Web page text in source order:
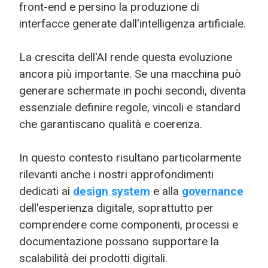
front-end e persino la produzione di
interfacce generate dall'intelligenza artificiale.
La crescita dell'AI rende questa evoluzione
ancora più importante. Se una macchina può
generare schermate in pochi secondi, diventa
essenziale definire regole, vincoli e standard
che garantiscano qualità e coerenza.
In questo contesto risultano particolarmente
rilevanti anche i nostri approfondimenti
dedicati ai design system e alla governance
dell'esperienza digitale, soprattutto per
comprendere come componenti, processi e
documentazione possano supportare la
scalabilità dei prodotti digitali.